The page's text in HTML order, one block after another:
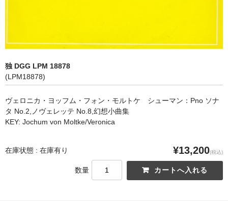
CD&BOOK
PICK UP
ORDER
CONTACT
独 DGG LPM 18878
(LPM18878)
ヴェロニカ・ヨッフム・フォン・モルトケ シューマン：Pno ソナ
タ No.2,ノヴェレッテ No.8,幻想小曲集
KEY: Jochum von Moltke/Veronica
在庫状態 : 在庫有り ¥13,200(税込)
数量